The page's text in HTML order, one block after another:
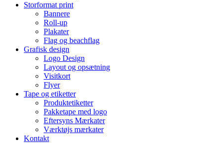
Storformat print
Bannere
Roll-up
Plakater
Flag og beachflag
Grafisk design
Logo Design
Layout og opsætning
Visitkort
Flyer
Tape og etiketter
Produktetiketter
Pakketape med logo
Eftersyns Mærkater
Værktøjs mærkater
Kontakt